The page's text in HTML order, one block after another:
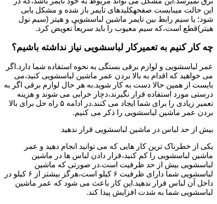
این حالت میبایست صفحهکلیدهای ﺗﺎﯾﻤﺮ باز شده و مشکل یابی
شود؛ ﯾﺎ ﺳﯿﻢ راﺑﻂ ﺑﯿﻦ ﺗﺎﯾﻤﺮ ماشین لباسشویی و ﻫﯿﺘﺮ (سیم ﻧﻮل
ﻫﯿﺘﺮ)ﻗﻄﻊ اﺳﺖ،ﮐﻪ ﺳﯿﻢ ﻣﻌﯿﻮب را ﺑﺎﯾﺪ سریعاً ﺗﻌﻮﯾﺾ کرد.
چه کار کنیم به تعمیرکار لباسشویی نیاز نداشته باشیم؟
عمر لباسشویی و لوازم برقی بستگی به نحوه استفاده شما دارد.اگر
می خواهید که اقدام به بالا بردن عمر ماشین لباسشویی کنید،می
بایست از همین حالا دست به کار شوید.به هر حال لوازم برقی اگر به
درستی مورد استفاده قرار نگیرند،دچار خرابی می شوند و هزینه
تعمیر زیادی را برای شما ایجاد می کنند.در ادامه ۵ راه حل برای بالا
بردن عمر ماشین لباسشویی را ذکر می کنیم.
بیش از حد لباس در ماشین لباسشویی قرار ندهید
یکی از خطرناک ترین کار هایی که می توانید انجام دهید و عمر
ماشین لباسشویی را کم کنید،قرار دادن لباس ها در ماشین
لباسشویی بیش از حد ظرفیت است.در صورتی که ماشین
لباسشویی شما دارای ظرفیت ۶ کیلو است،هرگز بیشتر از ۶ کیلو در
داخل آن لباس قرار ندهید.این کار باعث می شود که عمر ماشین
لباسشویی شما به شدت افزایش پیدا کند.